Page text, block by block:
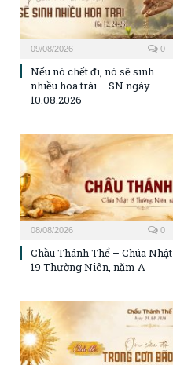
09/08/2026 0
Nếu nó chết đi, nó sẽ sinh
nhiều hoa trái – SN ngày
10.08.2026
08/08/2026 0
Chầu Thánh Thể – Chúa Nhật
19 Thường Niên, năm A